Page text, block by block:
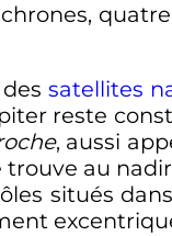
dessatellites
reste
, aussi
trouve au nadir
situés